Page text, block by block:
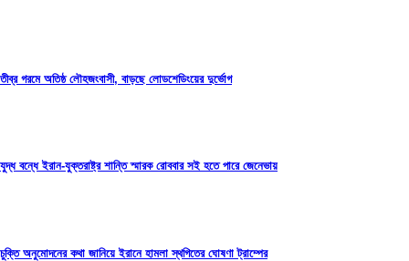
তীব্র গরমে অতিষ্ঠ লৌহজংবাসী, বাড়ছে লোডশেডিংয়ের দুর্ভোগ
যুদ্ধ বন্ধে ইরান-যুক্তরাষ্ট্র শান্তি স্মারক রোববার সই হতে পারে জেনেভায়
চুক্তি অনুমোদনের কথা জানিয়ে ইরানে হামলা স্থগিতের ঘোষণা ট্রাম্পের